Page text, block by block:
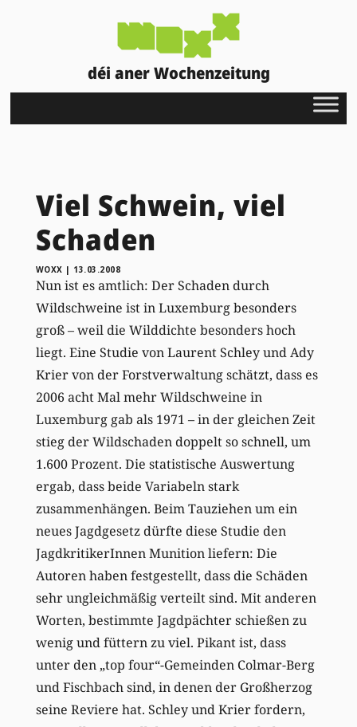
déi aner Wochenzeitung
Viel Schwein, viel
Schaden
WOXX | 13.03.2008
Nun ist es amtlich: Der Schaden durch
Wildschweine ist in Luxemburg besonders
groß – weil die Wilddichte besonders hoch
liegt. Eine Studie von Laurent Schley und Ady
Krier von der Forstverwaltung schätzt, dass es
2006 acht Mal mehr Wildschweine in
Luxemburg gab als 1971 – in der gleichen Zeit
stieg der Wildschaden doppelt so schnell, um
1.600 Prozent. Die statistische Auswertung
ergab, dass beide Variabeln stark
zusammenhängen. Beim Tauziehen um ein
neues Jagdgesetz dürfte diese Studie den
JagdkritikerInnen Munition liefern: Die
Autoren haben festgestellt, dass die Schäden
sehr ungleichmäßig verteilt sind. Mit anderen
Worten, bestimmte Jagdpächter schießen zu
wenig und füttern zu viel. Pikant ist, dass
unter den „top four“-Gemeinden Colmar-Berg
und Fischbach sind, in denen der Großherzog
seine Reviere hat. Schley und Krier fordern,